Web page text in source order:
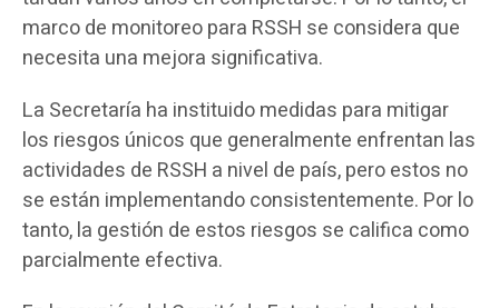
marco de monitoreo para RSSH se considera que
necesita una mejora significativa.
La Secretaría ha instituido medidas para mitigar
los riesgos únicos que generalmente enfrentan las
actividades de RSSH a nivel de país, pero estos no
se están implementando consistentemente. Por lo
tanto, la gestión de estos riesgos se califica como
parcialmente efectiva.